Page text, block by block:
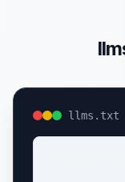
llms.txt